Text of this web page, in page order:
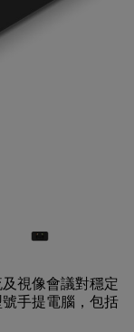
視像會議對穩定
手提電腦，包括